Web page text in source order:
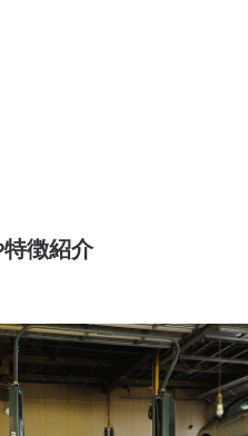
徴紹介